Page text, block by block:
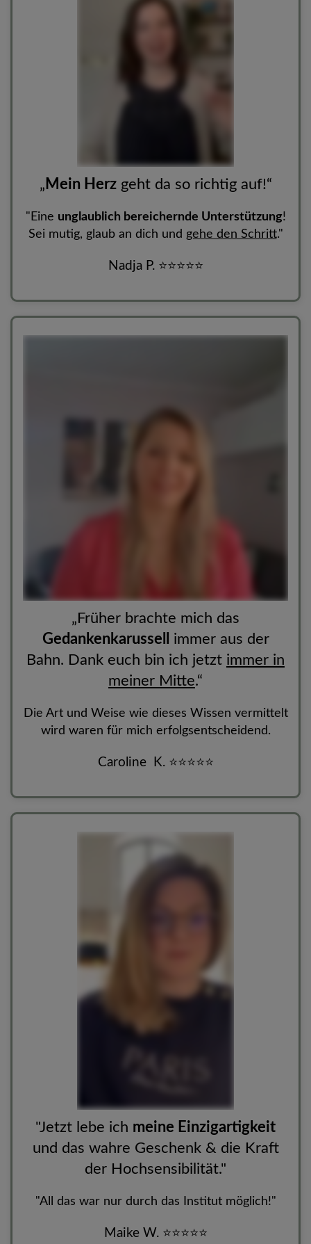
„ Mein Herzgeht da so richtig auf!“
"Eine unglaublich bereichernde Unterstützung!
Sei mutig, glaub an dich und gehe den Schritt."
Nadja P. ⭐⭐⭐⭐⭐
„Früher brachte mich das
Gedankenkarussell
immer aus der
Bahn. Dank euch bin ich jetzt immer in
meiner Mitte.“
Die Art und Weise wie dieses Wissen vermittelt
wird waren für mich erfolgsentscheidend.
Caroline K. ⭐⭐⭐⭐⭐
"Jetzt lebe ich meine Einzigartigkeit
und das wahre Geschenk & die Kraft
der Hochsensibilität."
"All das war nur durch das Institut möglich!"
Maike W. ⭐⭐⭐⭐⭐